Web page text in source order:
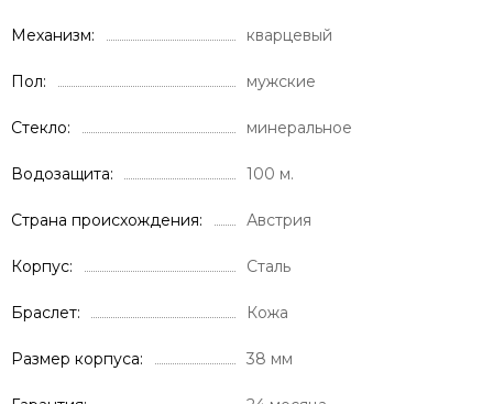
Механизм кварцевый
Пол мужские
Стекло минеральное
Водозащита 100 м.
Страна происхождения Австрия
Корпус Сталь
Браслет Кожа
Размер корпуса 38 мм